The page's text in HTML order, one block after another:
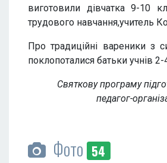
виготовили дівчатка 9-10
трудового навчання,учитель
Про традиційні вареники з
поклопоталися батьки учнів 2-
Святкову програму
педагог-
Фото 54